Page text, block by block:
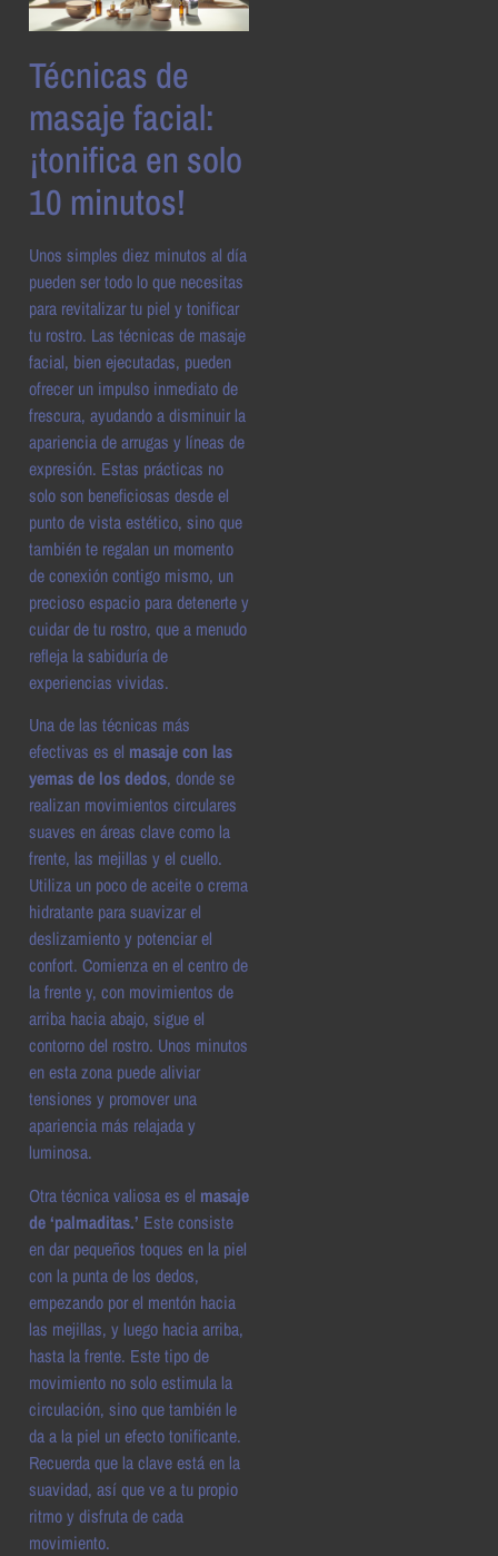
Técnicas de
masaje facial:
¡tonifica en solo
10 minutos!
Unos simples diez minutos al día
pueden ser todo lo que necesitas
para revitalizar tu piel y tonificar
tu rostro. Las técnicas de masaje
facial, bien ejecutadas, pueden
ofrecer un impulso inmediato de
frescura, ayudando a disminuir la
apariencia de arrugas y líneas de
expresión. Estas prácticas no
solo son beneficiosas desde el
punto de vista estético, sino que
también te regalan un momento
de conexión contigo mismo, un
precioso espacio para detenerte y
cuidar de tu rostro, que a menudo
refleja la sabiduría de
experiencias vividas.
Una de las técnicas más
efectivas es el masaje con las
yemas de los dedos, donde se
realizan movimientos circulares
suaves en áreas clave como la
frente, las mejillas y el cuello.
Utiliza un poco de aceite o crema
hidratante para suavizar el
deslizamiento y potenciar el
confort. Comienza en el centro de
la frente y, con movimientos de
arriba hacia abajo, sigue el
contorno del rostro. Unos minutos
en esta zona puede aliviar
tensiones y promover una
apariencia más relajada y
luminosa.
Otra técnica valiosa es el masaje
de ‘palmaditas.’ Este consiste
en dar pequeños toques en la piel
con la punta de los dedos,
empezando por el mentón hacia
las mejillas, y luego hacia arriba,
hasta la frente. Este tipo de
movimiento no solo estimula la
circulación, sino que también le
da a la piel un efecto tonificante.
Recuerda que la clave está en la
suavidad, así que ve a tu propio
ritmo y disfruta de cada
movimiento.